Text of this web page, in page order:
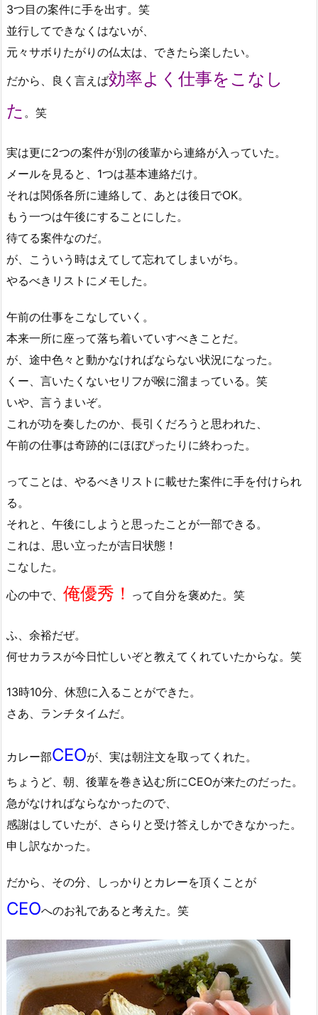
3つ目の案件に手を出す。笑
並行してできなくはないが、
元々サボりたがりの仏太は、できたら楽したい。
だから、良く言えば効率よく仕事をこなし
た 。笑
実は更に2つの案件が別の後輩から連絡が入っていた。
メールを見ると、1つは基本連絡だけ。
それは関係各所に連絡して、あとは後日でOK。
もう一つは午後にすることにした。
待てる案件なのだ。
が、こういう時はえてして忘れてしまいがち。
やるべきリストにメモした。
午前の仕事をこなしていく。
本来一所に座って落ち着いていすべきことだ。
が、途中色々と動かなければならない状況になった。
くー、言いたくないセリフが喉に溜まっている。笑
いや、言うまいぞ。
これが功を奏したのか、長引くだろうと思われた、
午前の仕事は奇跡的にほぼぴったりに終わった。
ってことは、やるべきリストに載せた案件に手を付けられ
る。
それと、午後にしようと思ったことが一部できる。
これは、思い立ったが吉日状態！
こなした。
心の中で、 俺優秀！ って自分を褒めた。笑
ふ、余裕だぜ。
何せカラスが今日忙しいぞと教えてくれていたからな。笑
13時10分、休憩に入ることができた。
さあ、ランチタイムだ。
カレー部CEOが、実は朝注文を取ってくれた。
ちょうど、朝、後輩を巻き込む所にCEOが来たのだった。
急がなければならなかったので、
感謝はしていたが、さらりと受け答えしかできなかった。
申し訳なかった。
だから、その分、しっかりとカレーを頂くことが
CEOへのお礼であると考えた。笑